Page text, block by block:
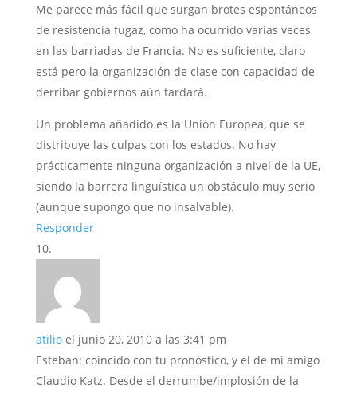
Me parece más fácil que surgan brotes espontáneos
de resistencia fugaz, como ha ocurrido varias veces
en las barriadas de Francia. No es suficiente, claro
está pero la organización de clase con capacidad de
derribar gobiernos aún tardará.
Un problema añadido es la Unión Europea, que se
distribuye las culpas con los estados. No hay
prácticamente ninguna organización a nivel de la UE,
siendo la barrera linguística un obstáculo muy serio
(aunque supongo que no insalvable).
Responder
atilio el junio 20, 2010 a las 3:41 pm
Esteban: coincido con tu pronóstico, y el de mi amigo
Claudio Katz. Desde el derrumbe/implosión de la